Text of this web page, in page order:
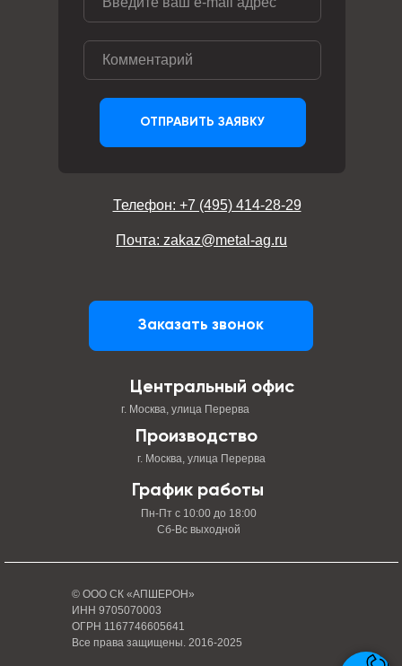
© ООО СК «АПШЕРОН»
ИНН 9705070003
ОГРН 1167746605641
Все права защищены. 2016-2025
ОТПРАВИТЬ ЗАЯВКУ
Центральный офис
г. Москва, улица Перерва
График работы
Пн-Пт с 10:00 до 18:00
Сб-Вс выходной
Производство
г. Москва, улица Перерва
Телефон: +7 (495) 414-28-29
Почта: zakaz@metal-ag.ru
Заказать звонок